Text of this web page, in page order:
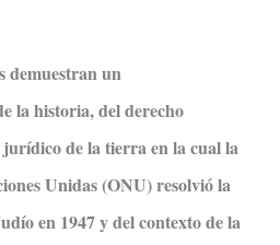
demuestran un
la historia, del derecho
de la tierra en la cual la
Unidas (ONU) resolvió la
en 1947 y del contexto de la